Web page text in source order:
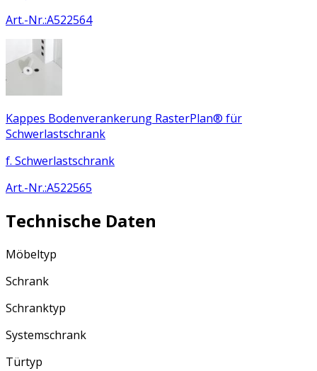
Art.-Nr.:A522564
Kappes Bodenverankerung RasterPlan® für
Schwerlastschrank
f. Schwerlastschrank
Art.-Nr.:A522565
Technische Daten
Möbeltyp
Schrank
Schranktyp
Systemschrank
Türtyp